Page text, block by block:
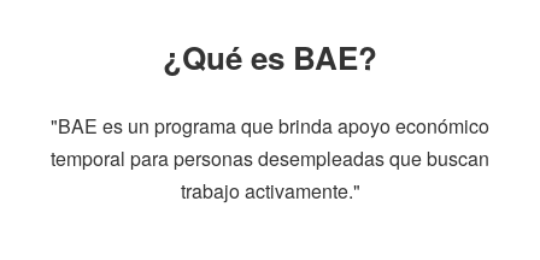
¿Qué es BAE?
"BAE es un programa que brinda apoyo económico
temporal para personas desempleadas que buscan
trabajo activamente."